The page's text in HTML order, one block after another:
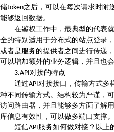
储token之后，可以在每次请求时附
能够返回数据。
在鉴权工作中，最典型的代表
全的特别适用于分布式的站点登录
或者是服务的提供者之间进行传递
可以增加额外的业务逻辑，并且也会
3.API对接的特点
通过API对接接口，传输方式多
种不同传输方式。结构较为严谨，
访问路由器，并且能够多方面了解
库信息有效性，可以做多端口支撑。
短信API服务如何做对接？以上